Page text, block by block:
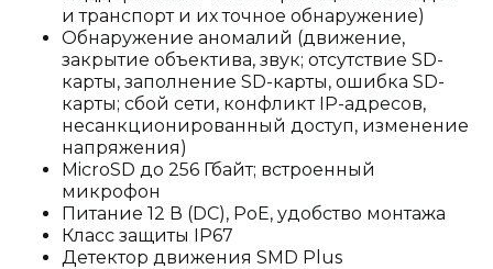
и транспорт и их точное обнаружение)
Обнаружение аномалий (движение,
закрытие объектива, звук; отсутствие SD-
карты, заполнение SD-карты, ошибка SD-
карты; сбой сети, конфликт IP-адресов,
несанкционированный доступ, изменение
напряжения)
MicroSD до 256 Гбайт; встроенный
микрофон
Питание 12 В (DC), PoE, удобство монтажа
Класс защиты IP67
Детектор движения SMD Plus